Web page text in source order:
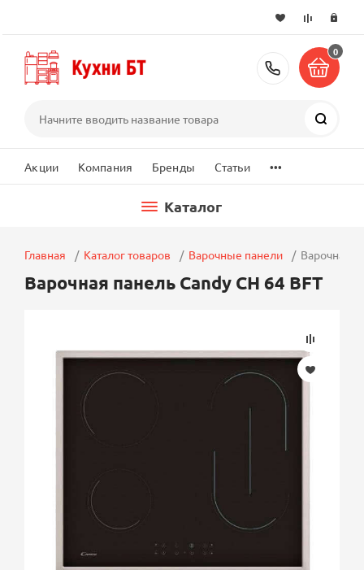
+7 (495)
0
Акции Компания Бренды Статьи ...
Каталог
Главная Каталог товаров Варочные панели Варочная
Варочная панель Candy CH 64 BFT